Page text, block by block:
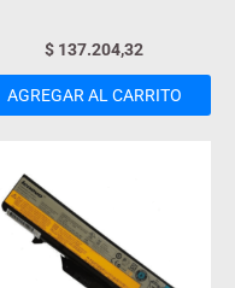
$ 137.204,32
AGREGAR AL CARRITO